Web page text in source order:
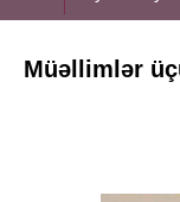
Müəllimlər